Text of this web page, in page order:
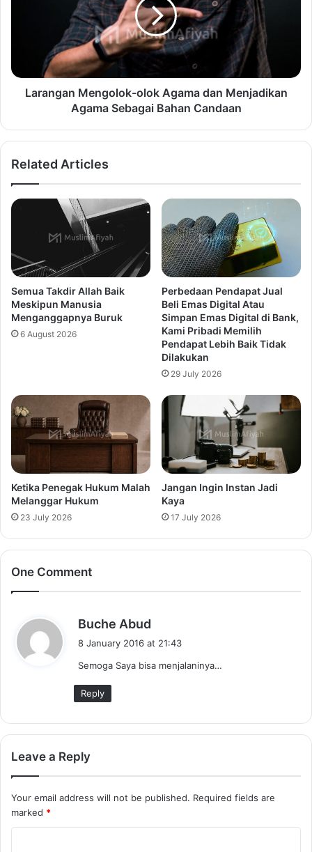
Larangan Mengolok-olok Agama dan Menjadikan
Agama Sebagai Bahan Candaan
Related Articles
Semua Takdir Allah Baik
Meskipun Manusia
Menganggapnya Buruk
6 August 2026
Perbedaan Pendapat Jual
Beli Emas Digital Atau
Simpan Emas Digital di Bank,
Kami Pribadi Memilih
Pendapat Lebih Baik Tidak
Dilakukan
29 July 2026
Ketika Penegak Hukum Malah
Melanggar Hukum
23 July 2026
Jangan Ingin Instan Jadi
Kaya
17 July 2026
One Comment
Buche Abud
s
8 January 2016 at 21:43
Semoga Saya bisa menjalaninya…
Reply
Leave a Reply
Your email address will not be published. Required fields are
marked *